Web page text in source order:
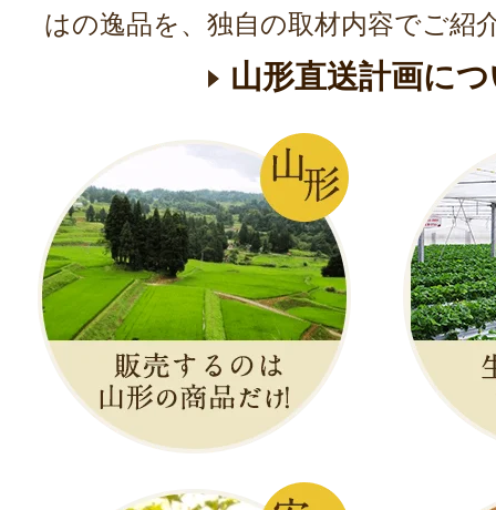
はの逸品を、独自の取材内容でご紹
山形直送計画に